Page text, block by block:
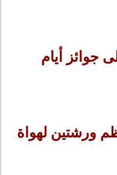
جوائز أيام
ورشتين لهواة